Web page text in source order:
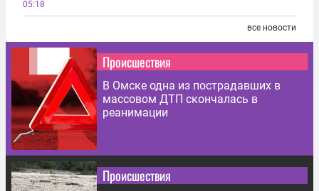
05:18
все новости
Происшествия
В Омске одна из пострадавших в
массовом ДТП скончалась в
реанимации
Происшествия